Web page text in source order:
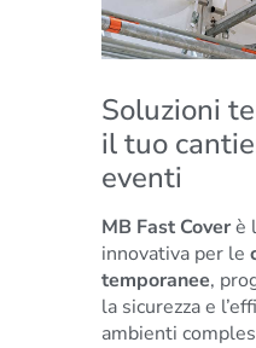
Soluzioni
il tuo
eventi
MB Fast Coverè
innovativa per le
temporanee,
la sicurezza e
ambienti